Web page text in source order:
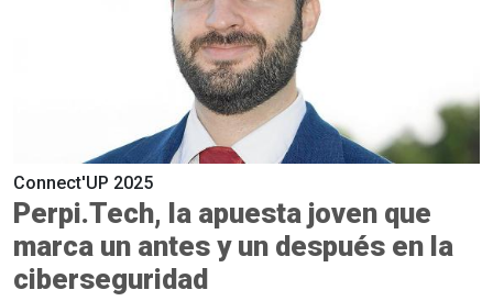
Connect'UP 2025
Perpi.Tech, la apuesta joven que
marca un antes y un después en la
ciberseguridad